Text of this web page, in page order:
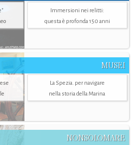
Immersioni nei relitti:
questa è profonda 150 anni
MUSEI
La Spezia. per navigare
nella storia della Marina
NONSOLOMARE